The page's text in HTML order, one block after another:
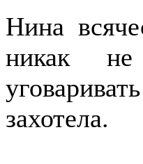
Нина
никак
захотела.